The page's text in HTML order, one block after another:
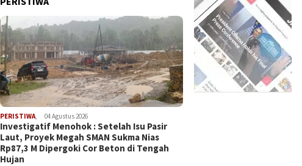
PERISTIWA, 04 Agustus 2026
Investigatif Menohok : Setelah Isu Pasir
Laut, Proyek Megah SMAN Sukma Nias
Rp87,3 M Dipergoki Cor Beton di Tengah
Hujan